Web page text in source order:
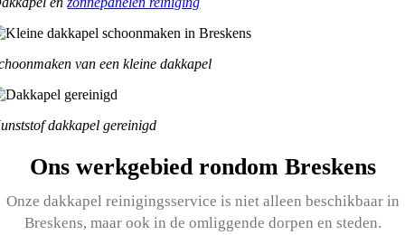
van een kleine dakkapel
dakkapel gereinigd
Ons werkgebied rondom Breskens
Onze dakkapel reinigingsservice is niet alleen beschikbaar in
Breskens, maar ook in de omliggende dorpen en steden.